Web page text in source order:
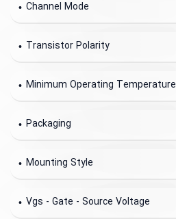
Channel Mode
Transistor Polarity
Minimum Operating Temperature
Packaging
Mounting Style
Vgs - Gate - Source Voltage